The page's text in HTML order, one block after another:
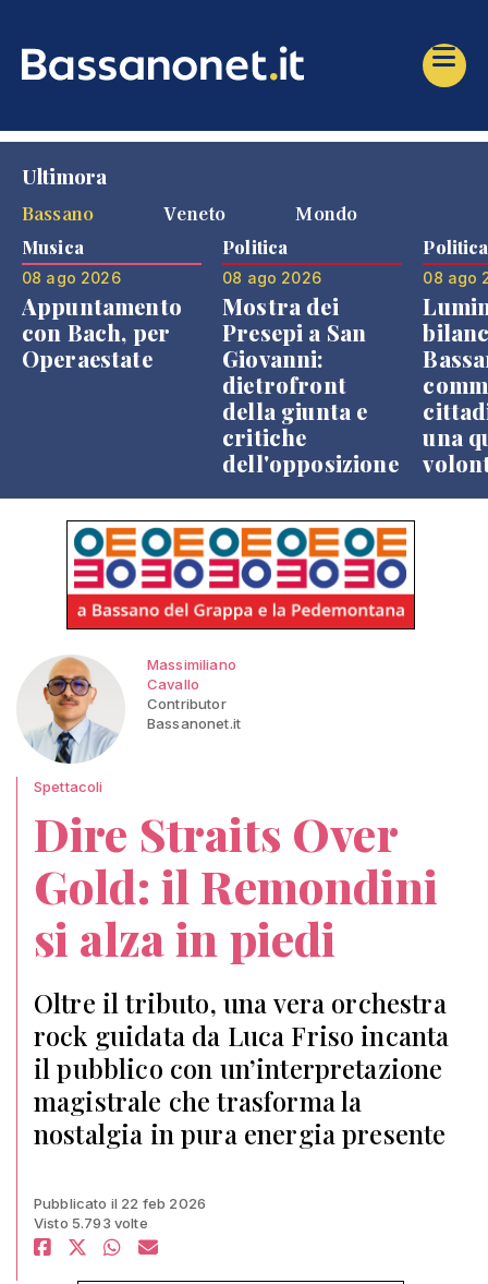
Ultimora
Bassano
Veneto Mondo
Musica
08 ago 2026
Appuntamento
con Bach, per
Operaestate
Politica
08 ago 2026
Mostra dei
Presepi a San
Giovanni:
dietrofront
della giunta e
critiche
dell'opposizione
Politica
08 ago
una
Massimiliano
Cavallo
Contributor
Bassanonet.it
Spettacoli
Dire Straits Over
Gold: il Remondini
si alza in piedi
Oltre il tributo, una vera orchestra
rock guidata da Luca Friso incanta
il pubblico con un’interpretazione
magistrale che trasforma la
nostalgia in pura energia presente
Pubblicato il 22 feb 2026
Visto 5.793 volte